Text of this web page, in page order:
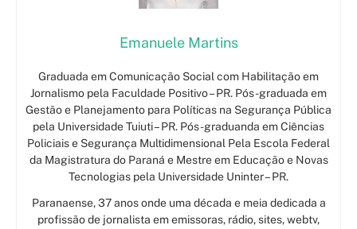
Emanuele Martins
Graduada em Comunicação Social com Habilitação em
Jornalismo pela Faculdade Positivo – PR. Pós-graduada em
Gestão e Planejamento para Políticas na Segurança Pública
pela Universidade Tuiuti – PR. Pós-graduanda em Ciências
Policiais e Segurança Multidimensional Pela Escola Federal
da Magistratura do Paraná e Mestre em Educação e Novas
Tecnologias pela Universidade Uninter – PR.
Paranaense, 37 anos onde uma década e meia dedicada a
profissão de jornalista em emissoras, rádio, sites, webtv,